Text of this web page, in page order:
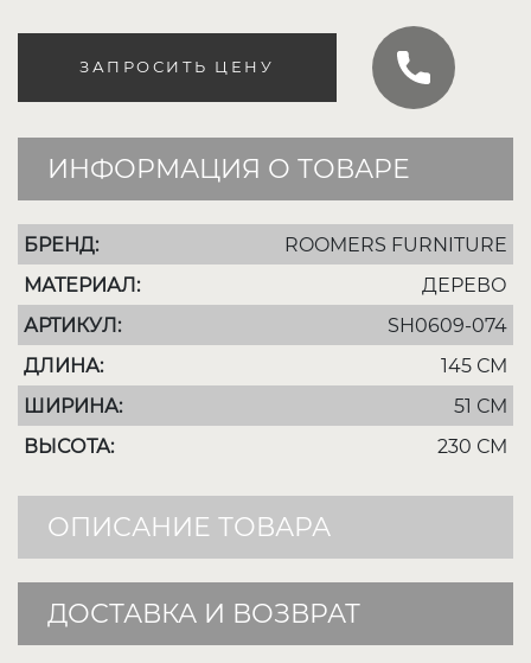
ЗАПРОСИТЬ ЦЕНУ
ИНФОРМАЦИЯ О ТОВАРЕ
БРЕНД:
ROOMERS FURNITURE
МАТЕРИАЛ:
ДЕРЕВО
АРТИКУЛ:
SH0609-074
ДЛИНА:
145 СМ
ШИРИНА:
51 СМ
ВЫСОТА:
230 СМ
ОПИСАНИЕ ТОВАРА
ДОСТАВКА И ВОЗВРАТ